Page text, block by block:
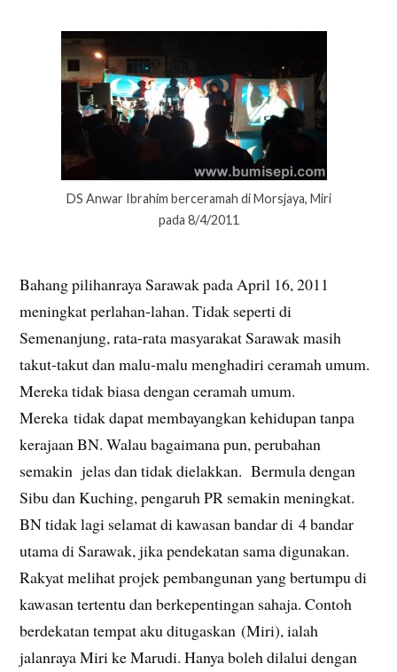
DS Anwar Ibrahim berceramah di Morsjaya, Miri
pada 8/4/2011
Bahang pilihanraya Sarawak pada April 16, 2011
meningkat perlahan-lahan. Tidak seperti di
Semenanjung, rata-rata masyarakat Sarawak masih
takut-takut dan malu-malu menghadiri ceramah umum.
Mereka tidak biasa dengan ceramah umum.
Mereka tidak dapat membayangkan kehidupan tanpa
kerajaan BN. Walau bagaimana pun, perubahan
semakin jelas dan tidak dielakkan. Bermula dengan
Sibu dan Kuching, pengaruh PR semakin meningkat.
BN tidak lagi selamat di kawasan bandar di 4 bandar
utama di Sarawak, jika pendekatan sama digunakan.
Rakyat melihat projek pembangunan yang bertumpu di
kawasan tertentu dan berkepentingan sahaja. Contoh
berdekatan tempat aku ditugaskan (Miri), ialah
jalanraya Miri ke Marudi. Hanya boleh dilalui dengan